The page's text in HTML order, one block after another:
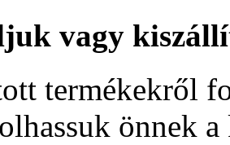
vagy
termékekről
önnek